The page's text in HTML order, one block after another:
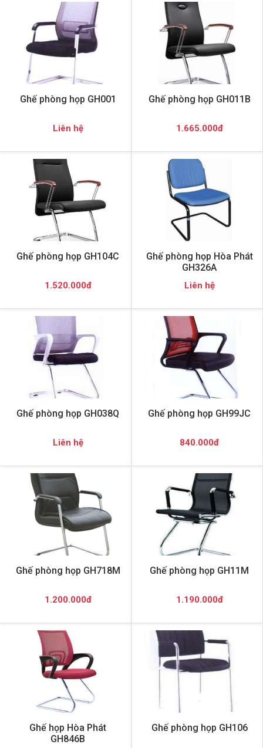
Ghế phòng họp GH001
Liên hệ
Ghế phòng họp GH011B
1.665.000đ
Ghế phòng họp GH104C
1.520.000đ
Ghế phòng họp Hòa Phát
GH326A
Liên hệ
Ghế phòng họp GH038Q
Liên hệ
Ghế phòng họp GH99JC
840.000đ
Ghế phòng họp GH718M
1.200.000đ
Ghế phòng họp GH11M
1.190.000đ
Ghế họp Hòa Phát
GH846B
Ghế phòng họp GH106